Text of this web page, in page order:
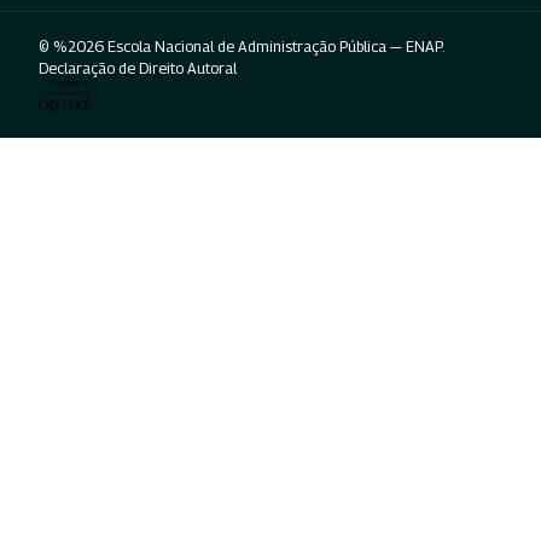
© %2026 Escola Nacional de Administração Pública — ENAP.
Declaração de Direito Autoral